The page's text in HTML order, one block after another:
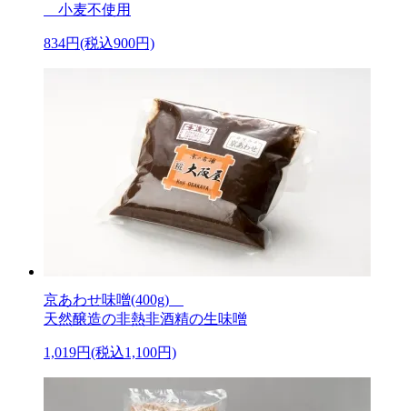
小麦不使用
834円(税込900円)
京あわせ味噌(400g)
天然醸造の非熱非酒精の生味噌
1,019円(税込1,100円)